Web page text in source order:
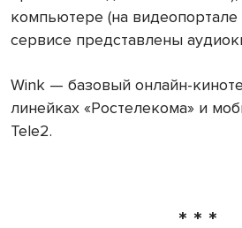
компьютере (на видеопортале
сервисе представлены
Wink — базовый онлайн-
линейках «Ростелекома» и
Tele2.
* * *